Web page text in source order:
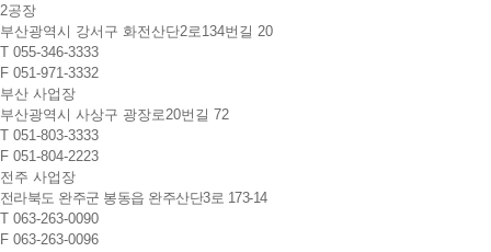
2공장
부산광역시 강서구 화전산단2로134번길 20
T 055-346-3333
F 051-971-3332
부산 사업장
부산광역시 사상구 광장로20번길 72
T 051-803-3333
F 051-804-2223
전주 사업장
전라북도 완주군 봉동읍 완주산단3로 173-14
T 063-263-0090
F 063-263-0096